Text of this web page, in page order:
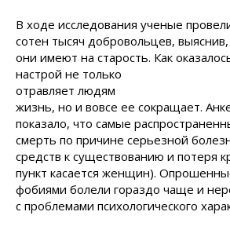
В ходе исследования ученые
сотен тысяч добровольцев, выяснив,
они имеют на старость. Как
настрой не только
отравляет людям
жизнь, но и вовсе ее сокращает.
показало, что самые
смерть по причине серьезной
средств к существованию и потеря
пункт касается женщин).
фобиями болели гораздо чаще и
с проблемами психологического